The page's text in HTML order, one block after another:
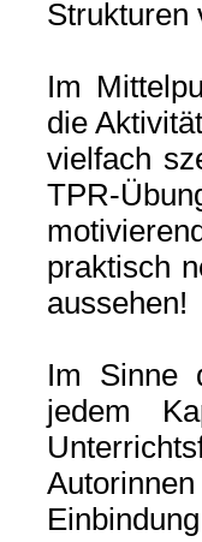
Strukturen
Im
die
vielfach
TPR-
praktisch
aussehen!
Im Sinne
jedem